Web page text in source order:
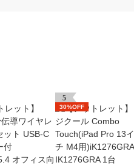
5
30%OFF